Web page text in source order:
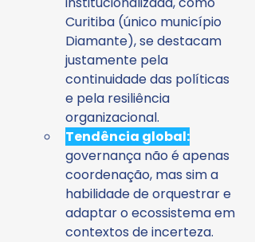
Curitiba (único município
Diamante), se destacam
justamente pela
continuidade das políticas
e pela resiliência
organizacional.
Tendência global:
governança não é apenas
coordenação, mas sim a
habilidade de orquestrar e
adaptar o ecossistema em
contextos de incerteza.